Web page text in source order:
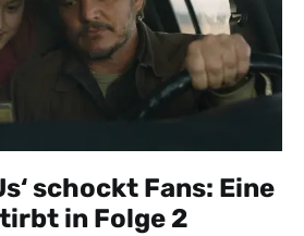
schockt Fans: Eine
in Folge 2